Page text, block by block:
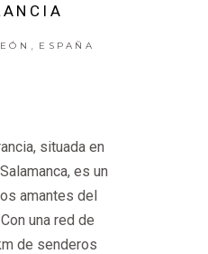
ESPAÑA
situada en
es un
amantes del
una red de
de senderos